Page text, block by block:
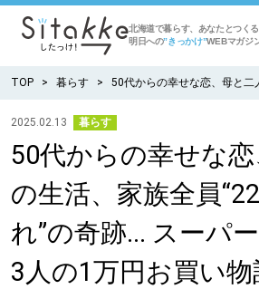
北海道で暮らす、あなたとつくる
明日への”きっかけ”WEBマガジ
CATEGORY カテゴリー
食べる
出かける
TOP 暮らす 50代からの幸せな恋、母と二
2025.02.13 暮らす
50代からの幸せな
の生活、家族全員
れ”の奇跡... スーパ
3人の1万円お買い物